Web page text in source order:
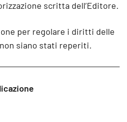
scritta dell’Editore.
per regolare i diritti delle
siano stati reperiti.